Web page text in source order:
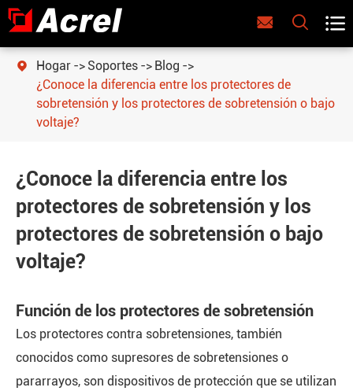
  
 Hogar Soportes
Blog
¿Conoce la diferencia entre los protectores de
sobretensión y los protectores de sobretensión o bajo
voltaje?
¿Conoce la diferencia entre los
protectores de sobretensión y los
protectores de sobretensión o bajo
voltaje?
Función de los protectores de sobretensión
Los protectores contra sobretensiones, también
conocidos como supresores de sobretensiones o
pararrayos, son dispositivos de protección que se utilizan